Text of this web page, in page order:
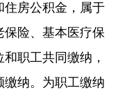
住房公积金，属于
险、基本医疗保
职工共同缴纳，
纳。为职工缴纳